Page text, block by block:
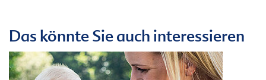
Das könnte Sie auch interessieren